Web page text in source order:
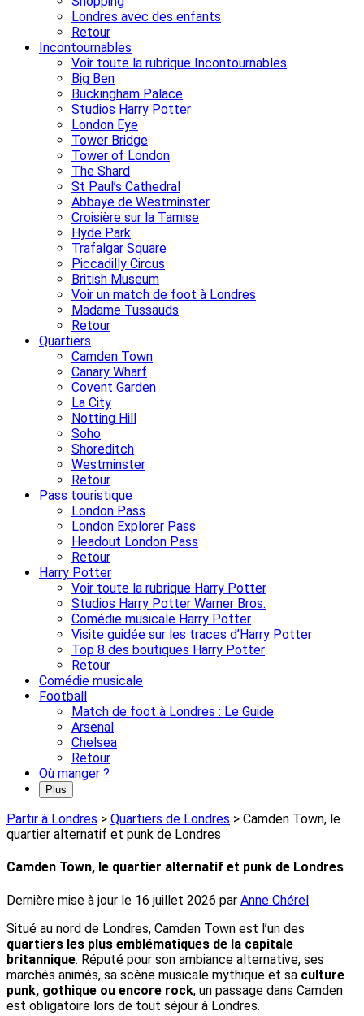
Londres avec des enfants
Retour
Incontournables
Voir toute la rubrique Incontournables
Big Ben
Buckingham Palace
Studios Harry Potter
London Eye
Tower Bridge
Tower of London
The Shard
St Paul’s Cathedral
Abbaye de Westminster
Croisière sur la Tamise
Hyde Park
Trafalgar Square
Piccadilly Circus
British Museum
Voir un match de foot à Londres
Madame Tussauds
Retour
Quartiers
Camden Town
Canary Wharf
Covent Garden
La City
Notting Hill
Soho
Shoreditch
Westminster
Retour
Pass touristique
London Pass
London Explorer Pass
Headout London Pass
Retour
Harry Potter
Voir toute la rubrique Harry Potter
Studios Harry Potter Warner Bros.
Comédie musicale Harry Potter
Visite guidée sur les traces d’Harry Potter
Top 8 des boutiques Harry Potter
Retour
Comédie musicale
Football
Match de foot à Londres : Le Guide
Arsenal
Chelsea
Retour
Où manger ?
Plus
Partir à Londres > Quartiers de Londres > Camden Town, le
quartier alternatif et punk de Londres
Camden Town, le quartier alternatif et punk de Londres
Dernière mise à jour le 16 juillet 2026 par Anne Chérel
Situé au nord de Londres, Camden Town est l’un des
quartiers les plus emblématiques de la capitale
britannique. Réputé pour son ambiance alternative, ses
marchés animés, sa scène musicale mythique et sa culture
punk, gothique ou encore rock, un passage dans Camden
est obligatoire lors de tout séjour à Londres.